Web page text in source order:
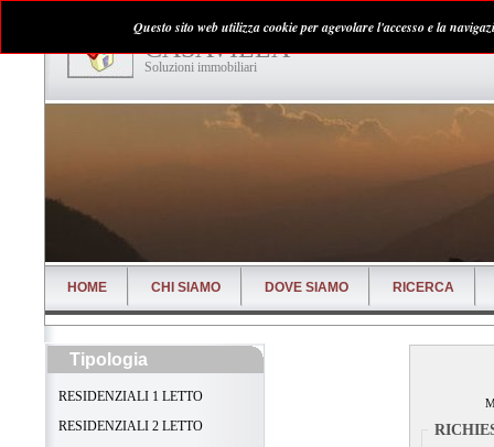
Questo sito web utilizza cookie per agevolare l'accesso e la
CASAVILLA
Soluzioni immobiliari
HOME CHI SIAMO DOVE SIAMO RICERCA
Tipologia
RESIDENZIALI 1 LETTO
RESIDENZIALI 2 LETTO